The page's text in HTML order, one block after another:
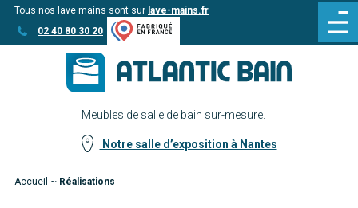
Aller
au
Aller au
contenu
Tous nos lave mains sont sur lave-mains.fr
02 40 80 30 20
Meubles de salle de bain sur-mesure.
Notre salle d’exposition à Nantes
Accueil ~ Réalisations